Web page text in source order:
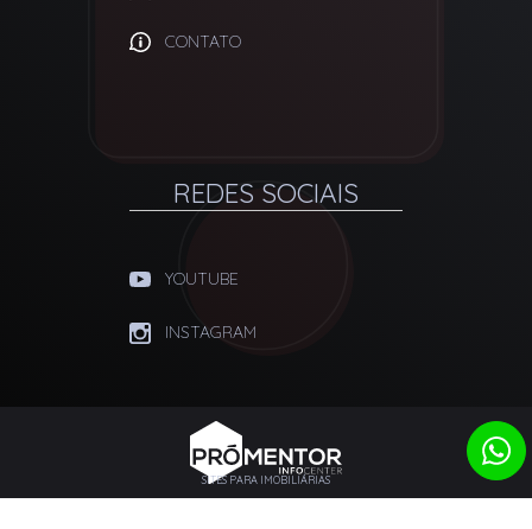
CONTATO
REDES SOCIAIS
YOUTUBE
INSTAGRAM
SITES PARA IMOBILIÁRIAS